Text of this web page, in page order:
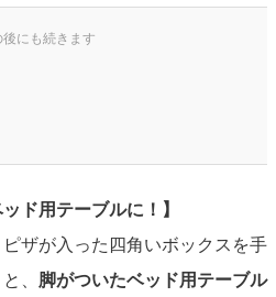
ド用テーブルに！】
ザが入った四角いボックスを手
、 脚がついたベッド用テーブル